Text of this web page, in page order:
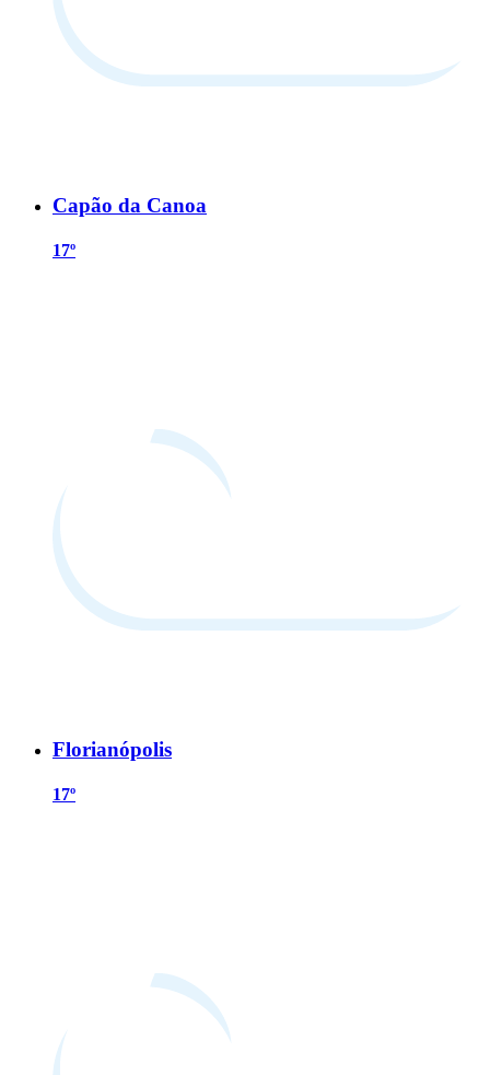
Capão da Canoa
17º
Florianópolis
17º